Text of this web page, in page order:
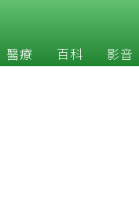
醫療 百科 影音